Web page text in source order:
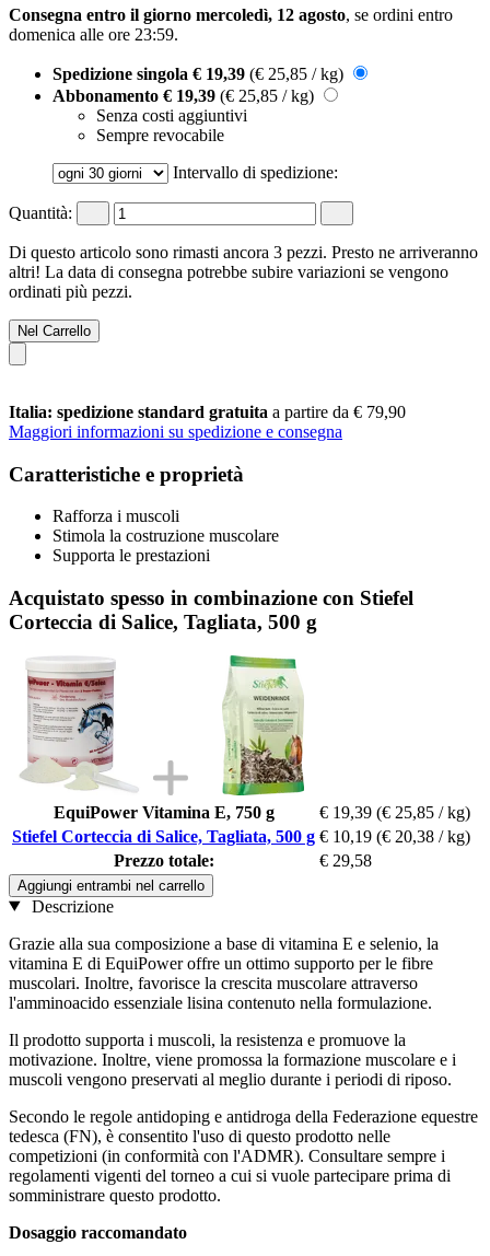
Consegna entro il giorno mercoledì, 12 agosto, se ordini entro
domenica alle ore 23:59.
Spedizione singola € 19,39 (€ 25,85 / kg)
Abbonamento € 19,39 (€ 25,85 / kg)
Senza costi aggiuntivi
Sempre revocabile
Intervallo di spedizione:
Quantità:
Di questo articolo sono rimasti ancora 3 pezzi. Presto ne arriveranno
altri! La data di consegna potrebbe subire variazioni se vengono
ordinati più pezzi.
Nel Carrello
Italia: spedizione standard gratuita a partire da € 79,90
Maggiori informazioni su spedizione e consegna
Caratteristiche e proprietà
Rafforza i muscoli
Stimola la costruzione muscolare
Supporta le prestazioni
Acquistato spesso in combinazione con Stiefel
Corteccia di Salice, Tagliata, 500 g
EquiPower Vitamina E, 750 g € 19,39 (€ 25,85 / kg)
Stiefel Corteccia di Salice, Tagliata, 500 g € 10,19 (€ 20,38 / kg)
Prezzo totale:
€ 29,58
Aggiungi entrambi nel carrello
Descrizione
Grazie alla sua composizione a base di vitamina E e selenio, la
vitamina E di EquiPower offre un ottimo supporto per le fibre
muscolari. Inoltre, favorisce la crescita muscolare attraverso
l'amminoacido essenziale lisina contenuto nella formulazione.
Il prodotto supporta i muscoli, la resistenza e promuove la
motivazione. Inoltre, viene promossa la formazione muscolare e i
muscoli vengono preservati al meglio durante i periodi di riposo.
Secondo le regole antidoping e antidroga della Federazione equestre
tedesca (FN), è consentito l'uso di questo prodotto nelle
competizioni (in conformità con l'ADMR). Consultare sempre i
regolamenti vigenti del torneo a cui si vuole partecipare prima di
somministrare questo prodotto.
Dosaggio raccomandato